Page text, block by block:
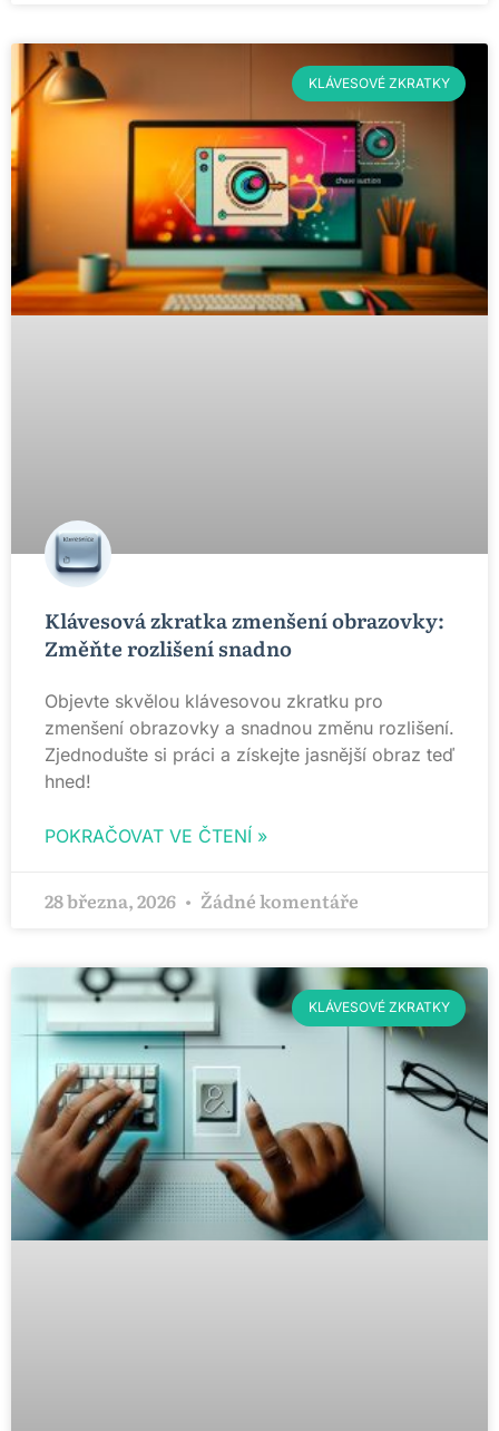
KLÁVESOVÉ ZKRATKY
Klávesová zkratka zmenšení obrazovky:
Změňte rozlišení snadno
Objevte skvělou klávesovou zkratku pro
zmenšení obrazovky a snadnou změnu rozlišení.
Zjednodušte si práci a získejte jasnější obraz teď
hned!
POKRAČOVAT VE ČTENÍ »
28 března, 2026 Žádné komentáře
KLÁVESOVÉ ZKRATKY